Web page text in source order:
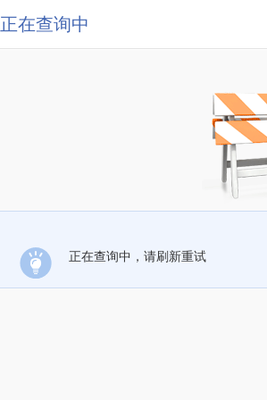
正在查询中
正在查询中，请刷新重试